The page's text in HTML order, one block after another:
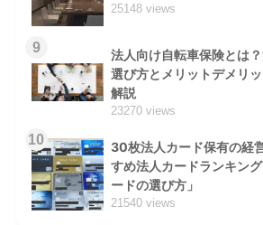
25148 views
9
法人向け自転車保険とは
選び方とメリットデメリ
解説
23270 views
10
30枚法人カード保有の経
すめ法人カードランキン
ードの選び方」
21540 views